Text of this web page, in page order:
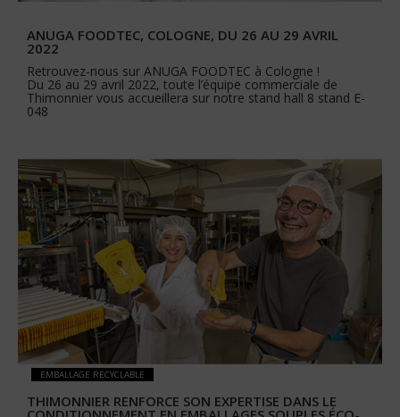
ANUGA FOODTEC, COLOGNE, DU 26 AU 29 AVRIL
2022
Retrouvez-nous sur ANUGA FOODTEC à Cologne !
Du 26 au 29 avril 2022, toute l’équipe commerciale de
Thimonnier vous accueillera sur notre stand hall 8 stand E-
048
EMBALLAGE RECYCLABLE
THIMONNIER RENFORCE SON EXPERTISE DANS LE